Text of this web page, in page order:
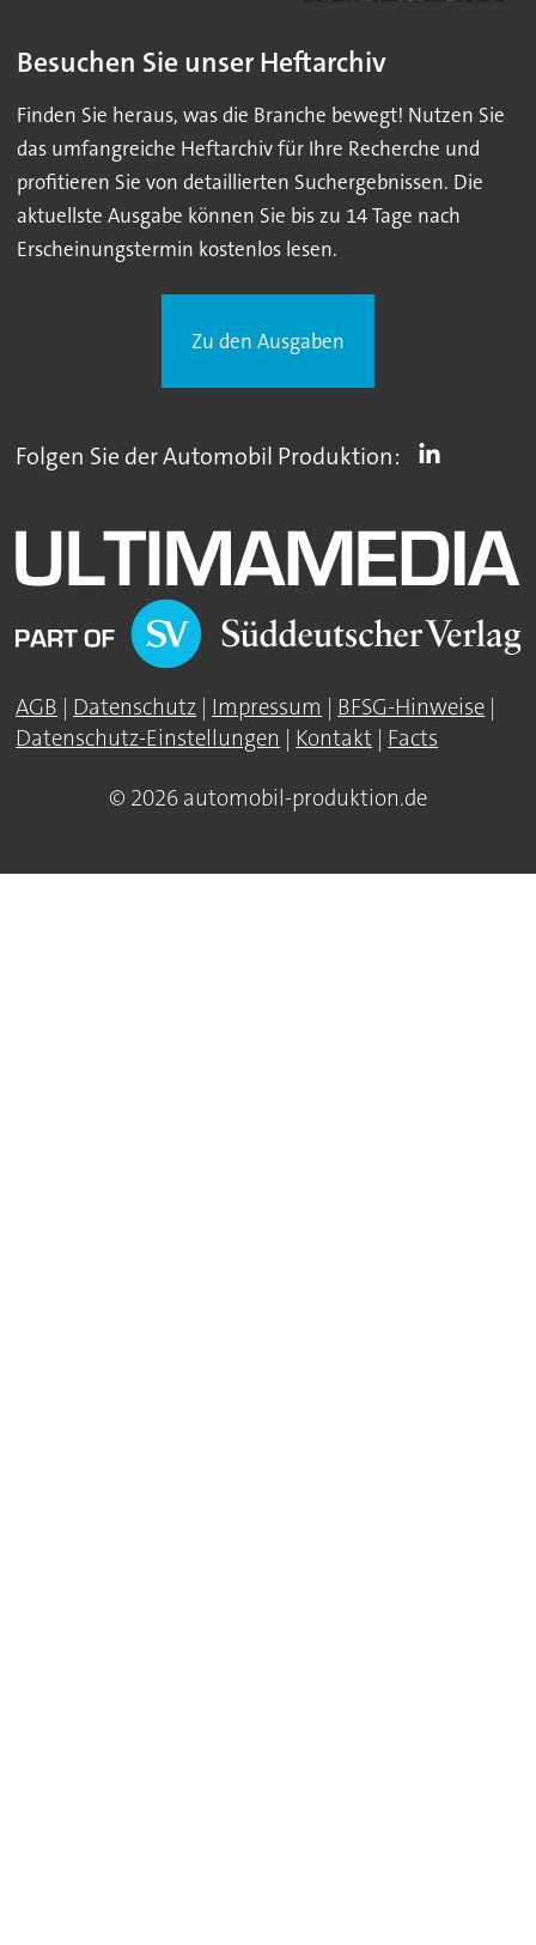
Besuchen Sie unser Heftarchiv
Finden Sie heraus, was die Branche bewegt! Nutzen Sie
das umfangreiche Heftarchiv für Ihre Recherche und
profitieren Sie von detaillierten Suchergebnissen. Die
aktuellste Ausgabe können Sie bis zu 14 Tage nach
Erscheinungstermin kostenlos lesen.
Zu den Ausgaben
Folgen Sie der Automobil Produktion:
AGB | Datenschutz | Impressum | BFSG-Hinweise |
Datenschutz-Einstellungen | Kontakt | Facts
© 2026 automobil-produktion.de